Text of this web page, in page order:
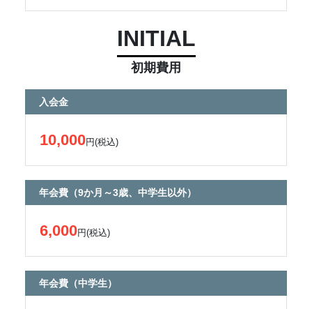
INITIAL
初期費用
入会金
10,000円(税込)
年会費（9か月～3歳、中学生以外）
6,000円(税込)
年会費（中学生）